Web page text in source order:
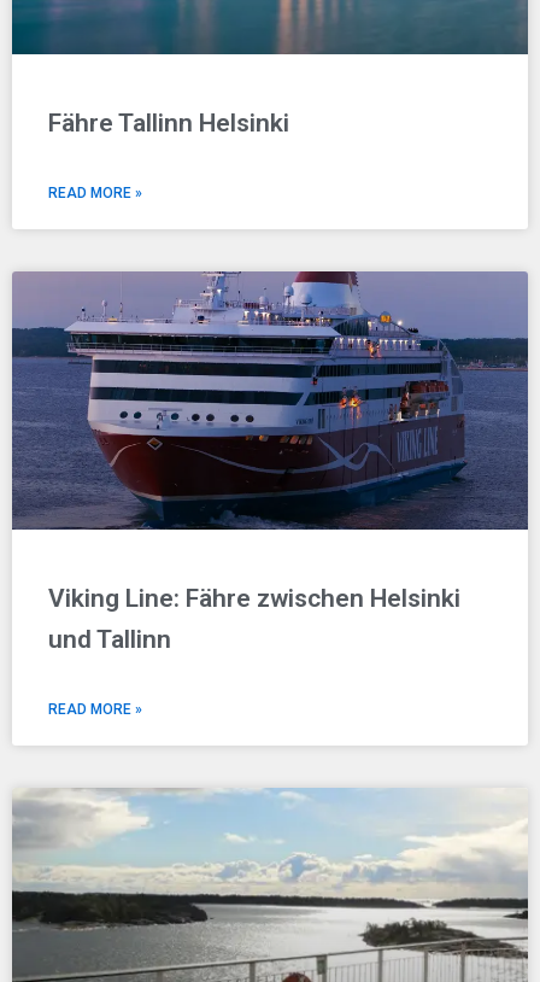
Fähre Tallinn Helsinki
READ MORE »
Viking Line: Fähre zwischen Helsinki
und Tallinn
READ MORE »